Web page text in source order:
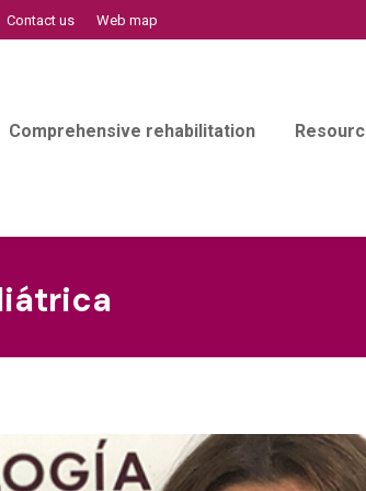
Contact us Web map
Comprehensive rehabilitation